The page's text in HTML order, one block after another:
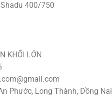
400/750
KHỐI LỚN
Phước, Long Thành, Đồng Nai